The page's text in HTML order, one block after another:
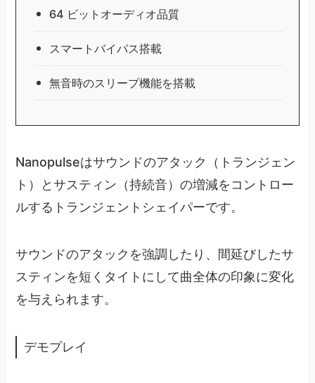
64 ビットオーディオ品質
スマートバイパス搭載
無音時のスリープ機能を搭載
Nanopulseはサウンドのアタック（トランジェン
ト）とサスティン（持続音）の増減をコントロー
ルするトランジェントシェイパーです。
サウンドのアタックを強調したり、間延びしたサ
スティンを短くタイトにして曲全体の印象に変化
を与えられます。
デモプレイ